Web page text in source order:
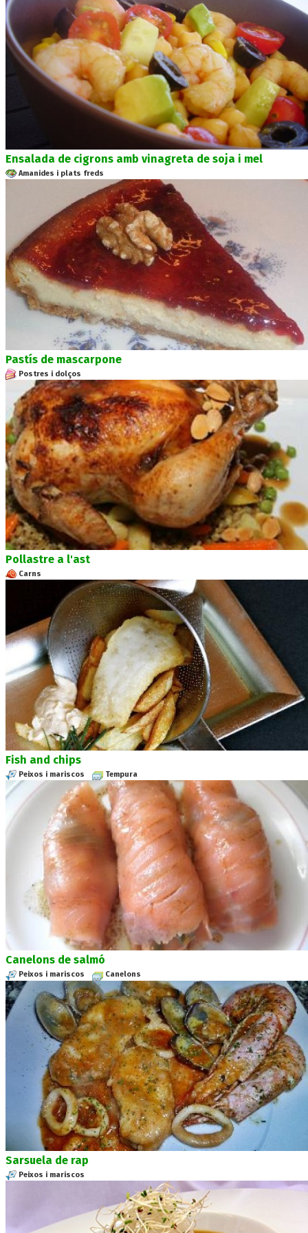
Ensalada de cigrons amb vinagreta de soja i mel
Amanides i plats freds
Pastís de mascarpone
Postres i dolços
Pollastre a l'ast
Carns
Fish and chips
Peixos i mariscos Tempura
Canelons de salmó
Peixos i mariscos Canelons
Sarsuela de rap
Peixos i mariscos